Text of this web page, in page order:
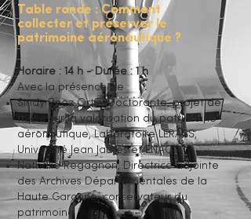
Table ronde : Comment
collecter et préserver le
patrimoine aéronautique ?
Horaire : 14 h - Durée : 1 h
Avec la présence de :
Sindy Paez Ortiz, Doctorante, projet de
thèse sur la valorisation du patrimoine
aéronautique, Laboratoire LERASS,
Université Jean Jaurès et ENAC
Nathalie Regagnon, Directrice adjointe
des Archives Départementales de la
Haute Garonne, conservateur du
patrimoine